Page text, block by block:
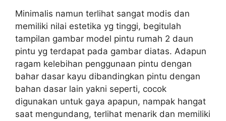
Minimalis namun terlihat sangat modis dan
memiliki nilai estetika yg tinggi, begitulah
tampilan gambar model pintu rumah 2 daun
pintu yg terdapat pada gambar diatas. Adapun
ragam kelebihan penggunaan pintu dengan
bahar dasar kayu dibandingkan pintu dengan
bahan dasar lain yakni seperti, cocok
digunakan untuk gaya apapun, nampak hangat
saat mengundang, terlihat menarik dan memiliki